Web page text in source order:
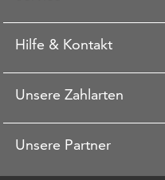
Hilfe & Kontakt
Unsere Zahlarten
Unsere Partner